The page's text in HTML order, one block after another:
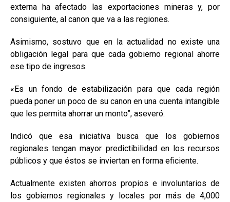
externa ha afectado las exportaciones mineras y, por
consiguiente, al canon que va a las regiones.
Asimismo, sostuvo que en la actualidad no existe una
obligación legal para que cada gobierno regional ahorre
ese tipo de ingresos.
«Es un fondo de estabilización para que cada región
pueda poner un poco de su canon en una cuenta intangible
que les permita ahorrar un monto”, aseveró.
Indicó que esa iniciativa busca que los gobiernos
regionales tengan mayor predictibilidad en los recursos
públicos y que éstos se inviertan en forma eficiente.
Actualmente existen ahorros propios e involuntarios de
los gobiernos regionales y locales por más de 4,000